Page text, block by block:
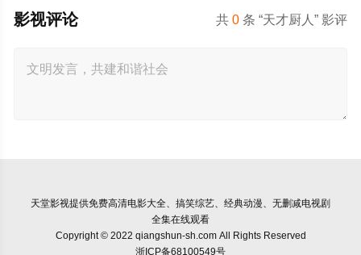
共0 条 “天才厨人” 影评
影视评论
天堂影视提供免费高清电影大全、搞笑综艺、经典动漫、无删减电视剧
全集在线观看
Copyright © 2022 qiangshun-sh.com All Rights Reserved
浙ICP备68100549号